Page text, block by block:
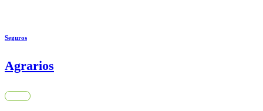
Seguros
Agrarios